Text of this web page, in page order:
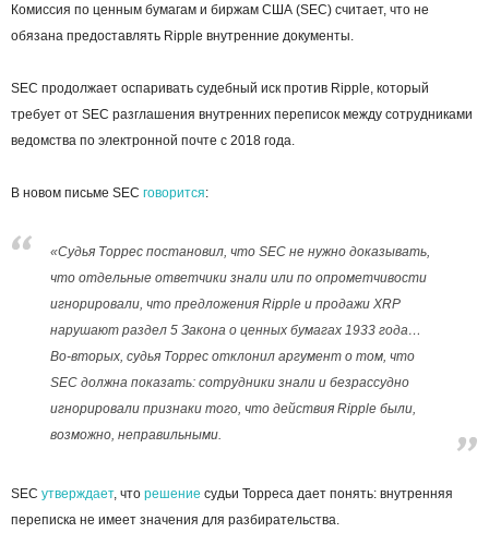
Комиссия по ценным бумагам и биржам США (SEC) считает, что не
обязана предоставлять Ripple внутренние документы.
SEC продолжает оспаривать судебный иск против Ripple, который
требует от SEC разглашения внутренних переписок между сотрудниками
ведомства по электронной почте с 2018 года.
В новом письме SEC говорится:
«Судья Торрес постановил, что SEC не нужно доказывать,
что отдельные ответчики знали или по опрометчивости
игнорировали, что предложения Ripple и продажи XRP
нарушают раздел 5 Закона о ценных бумагах 1933 года…
Во-вторых, судья Торрес отклонил аргумент о том, что
SEC должна показать: сотрудники знали и безрассудно
игнорировали признаки того, что действия Ripple были,
возможно, неправильными.
SEC утверждает, что решение судьи Торреса дает понять: внутренняя
переписка не имеет значения для разбирательства.